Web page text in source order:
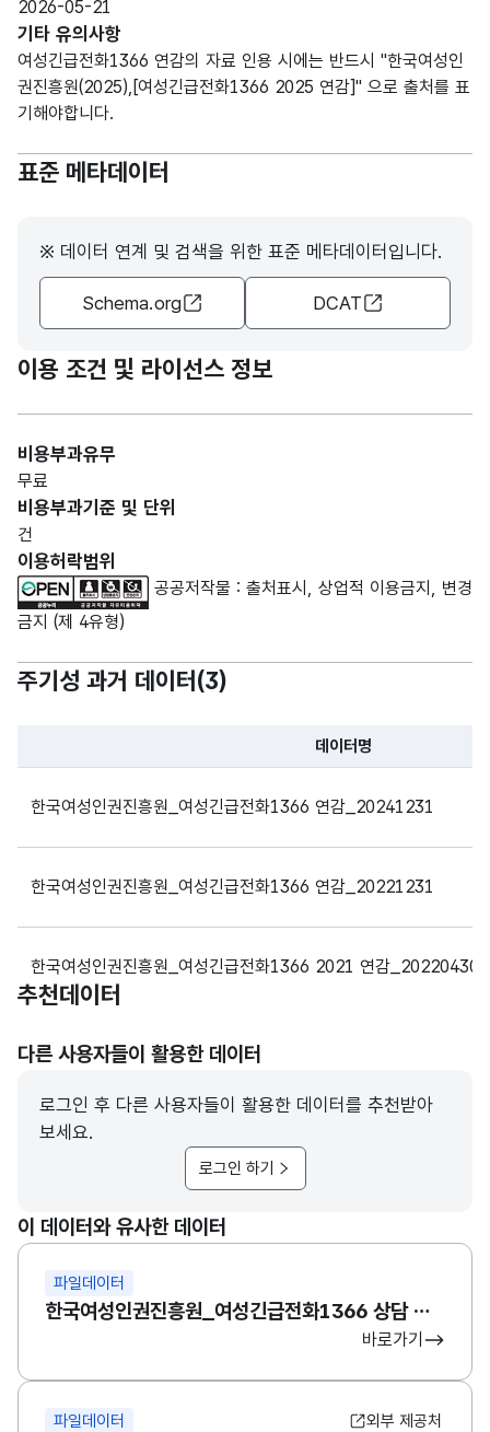
2026-05-21
기타 유의사항
여성긴급전화1366 연감의 자료 인용 시에는 반드시 "한국여성인
권진흥원(2025),[여성긴급전화1366 2025 연감]" 으로 출처를 표
기해야합니다.
표준 메타데이터
※ 데이터 연계 및 검색을 위한 표준 메타데이터입니다.
Schema.org DCAT
이용 조건 및 라이선스 정보
비용부과유무
무료
비용부과기준 및 단위
건
이용허락범위
공공저작물 : 출처표시, 상업적 이용금지, 변경
금지 (제 4유형)
주기성 과거 데이터(3)
데이터명
한국여성인권진흥원_여성긴급전화1366 연감_20241231
한국여성인권진흥원_여성긴급전화1366 연감_20221231
한국여성인권진흥원_여성긴급전화1366 2021 연감_20220430
추천데이터
다른 사용자들이 활용한 데이터
로그인 후 다른 사용자들이 활용한 데이터를 추천받아
보세요.
로그인 하기
이 데이터와 유사한 데이터
파일데이터
한국여성인권진흥원_여성긴급전화1366 상담 현황
바로가기
파일데이터 외부 제공처